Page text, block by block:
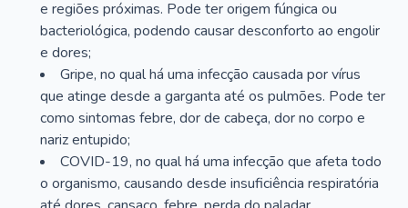
e regiões próximas. Pode ter origem fúngica ou
bacteriológica, podendo causar desconforto ao engolir
e dores;
Gripe, no qual há uma infecção causada por vírus
que atinge desde a garganta até os pulmões. Pode ter
como sintomas febre, dor de cabeça, dor no corpo e
nariz entupido;
COVID-19, no qual há uma infecção que afeta todo
o organismo, causando desde insuficiência respiratória